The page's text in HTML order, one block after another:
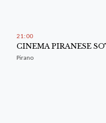
21 : 00
CINEMA PIRANESE
Pirano